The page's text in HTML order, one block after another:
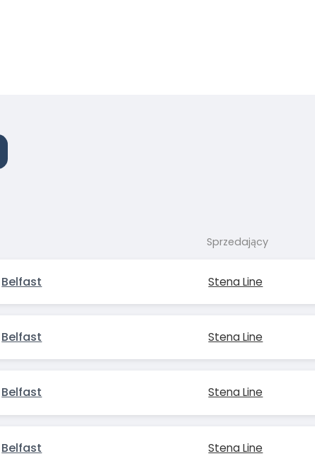
Sprzedający
Belfast Stena Line
Belfast Stena Line
Belfast Stena Line
Belfast Stena Line